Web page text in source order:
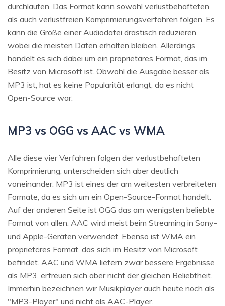
durchlaufen. Das Format kann sowohl verlustbehafteten
als auch verlustfreien Komprimierungsverfahren folgen. Es
kann die Größe einer Audiodatei drastisch reduzieren,
wobei die meisten Daten erhalten bleiben. Allerdings
handelt es sich dabei um ein proprietäres Format, das im
Besitz von Microsoft ist. Obwohl die Ausgabe besser als
MP3 ist, hat es keine Popularität erlangt, da es nicht
Open-Source war.
MP3 vs OGG vs AAC vs WMA
Alle diese vier Verfahren folgen der verlustbehafteten
Komprimierung, unterscheiden sich aber deutlich
voneinander. MP3 ist eines der am weitesten verbreiteten
Formate, da es sich um ein Open-Source-Format handelt.
Auf der anderen Seite ist OGG das am wenigsten beliebte
Format von allen. AAC wird meist beim Streaming in Sony-
und Apple-Geräten verwendet. Ebenso ist WMA ein
proprietäres Format, das sich im Besitz von Microsoft
befindet. AAC und WMA liefern zwar bessere Ergebnisse
als MP3, erfreuen sich aber nicht der gleichen Beliebtheit.
Immerhin bezeichnen wir Musikplayer auch heute noch als
"MP3-Player" und nicht als AAC-Player.